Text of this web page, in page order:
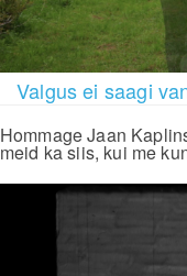
Valgus ei saagi
Hommage Jaan
meid ka siis, kui me